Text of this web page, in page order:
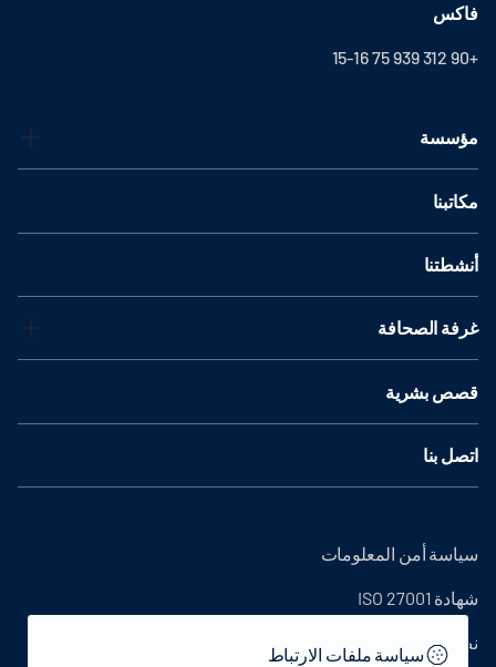
فاكس
+90 312 939 75 15-16
مؤسسة
مكاتبنا
أنشطتنا
غرفة الصحافة
قصص بشرية
اتصل بنا
سياسة أمن المعلومات
شهادة ISO 27001
نص التوضيح
سياسة ملفات الارتباط